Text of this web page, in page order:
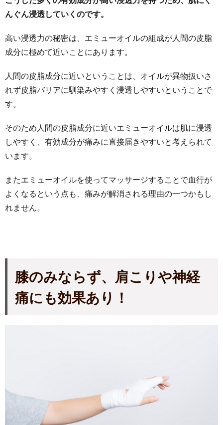
んぐん浸透していくのです。
高い浸透力の秘密は、エミューオイルの組成が人間の皮脂
成分に極めて近いことにあります。
人間の皮脂成分に近いということは、オイルが異物扱いさ
れず皮脂バリアに馴染みやすく浸透しやすいということで
す。
そのため人間の皮脂成分に近いエミューオイルは肌に浸透
しやすく、有効成分が痛みに直接届きやすいと考えられて
います。
またエミューオイルを使ってマッサージすることで血行が
よくなるという点も、痛みが解消される理由の一つかもし
れません。
膝のみならず、肩こりや神経
痛にも効果あり！